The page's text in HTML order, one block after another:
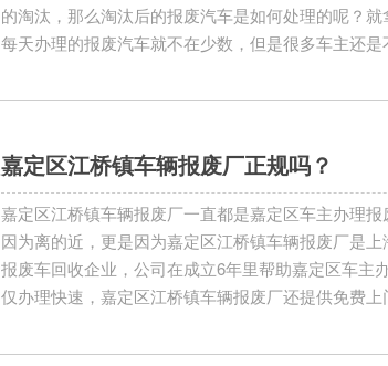
的淘汰，那么淘汰后的报废汽车是如何处理的呢？就
每天办理的报废汽车就不在少数，但是很多车主还
嘉定区江桥镇车辆报废厂正规吗？
嘉定区江桥镇车辆报废厂一直都是嘉定区车主办理
因为离的近，更是因为嘉定区江桥镇车辆报废厂是
报废车回收企业，公司在成立6年里帮助嘉定区车主
仅办理快速，嘉定区江桥镇车辆报废厂还提供免费